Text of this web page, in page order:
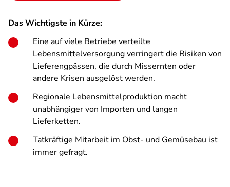
Das Wichtigste in Kürze:
Eine auf viele Betriebe verteilte
Lebensmittelversorgung verringert die Risiken von
Lieferengpässen, die durch Missernten oder
andere Krisen ausgelöst werden.
Regionale Lebensmittelproduktion macht
unabhängiger von Importen und langen
Lieferketten.
Tatkräftige Mitarbeit im Obst- und Gemüsebau ist
immer gefragt.